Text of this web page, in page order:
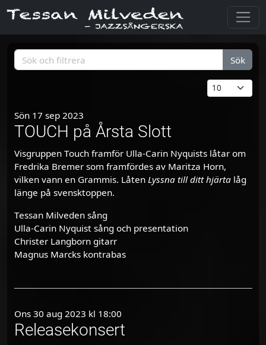
Sök
Sön 17 sep 2023
TOUCH på Årsta Slott
Visgruppen Touch framför Ulla-Carin Nyquists låtar om
Fredrika Bremer som framfördes av Maritza Horn,
vilken vann en Grammis. Låten Lyssna till ditt hjärta låg
länge på svensktoppen.
Tessan Milveden sång
Ulla-Carin Nyquist sång och presentation
Christer Langborn gitarr
Magnus Marcks kontrabas
Ons 30 aug 2023 kl 18:00
Releasekonsert